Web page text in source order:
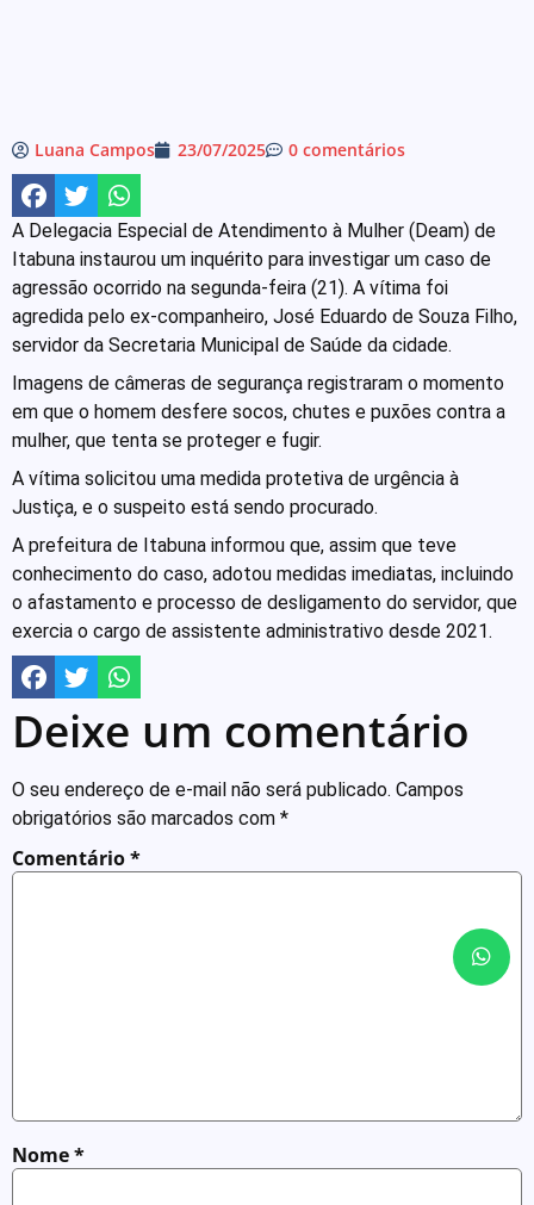
Luana Campos 23/07/2025 0 comentários
A Delegacia Especial de Atendimento à Mulher (Deam) de
Itabuna instaurou um inquérito para investigar um caso de
agressão ocorrido na segunda-feira (21). A vítima foi
agredida pelo ex-companheiro, José Eduardo de Souza Filho,
servidor da Secretaria Municipal de Saúde da cidade.
Imagens de câmeras de segurança registraram o momento
em que o homem desfere socos, chutes e puxões contra a
mulher, que tenta se proteger e fugir.
A vítima solicitou uma medida protetiva de urgência à
Justiça, e o suspeito está sendo procurado.
A prefeitura de Itabuna informou que, assim que teve
conhecimento do caso, adotou medidas imediatas, incluindo
o afastamento e processo de desligamento do servidor, que
exercia o cargo de assistente administrativo desde 2021.
Deixe um comentário
O seu endereço de e-mail não será publicado. Campos
obrigatórios são marcados com *
Comentário*
Nome*